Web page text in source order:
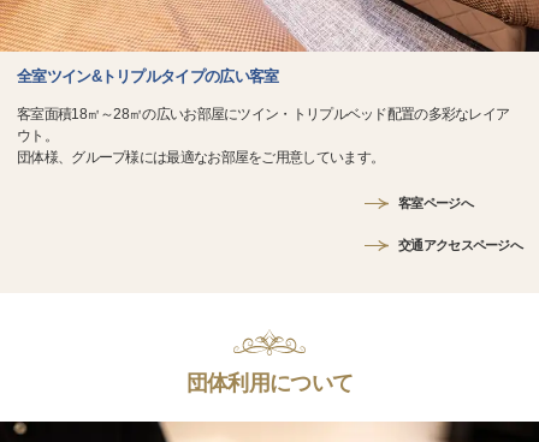
全室ツイン&トリプルタイプの広い客室
客室面積18㎡～28㎡の広いお部屋にツイン・トリプルベッド配置の多彩なレイア
ウト。
団体様、グループ様には最適なお部屋をご用意しています。
客室ページへ
交通アクセスページへ
団体利用について